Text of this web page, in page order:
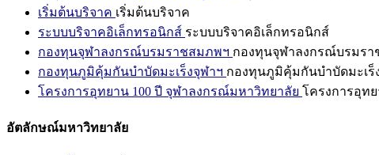
เริ่มต้นบริจาค เริ่มต้นบริจาค
ระบบบริจาคอิเล็กทรอนิกส์ ระบบบริจาคอิเล็กทรอนิกส์
กองทุนจุฬาลงกรณ์บรมราชสมภพฯ กองทุนจุฬาลงกรณ์บรมรา
กองทุนภูมิคุ้มกันบำบัดมะเร็งจุฬาฯ กองทุนภูมิคุ้มกันบำบัดมะเร็
โครงการอุทยาน 100 ปี จุฬาลงกรณ์มหาวิทยาลัย โครงการอุท
อัตลักษณ์มหาวิทยาลัย